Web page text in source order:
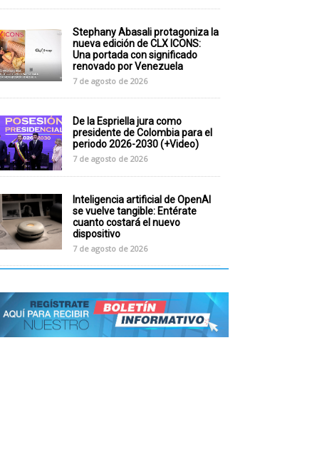
Stephany Abasali protagoniza la
nueva edición de CLX ICONS:
Una portada con significado
renovado por Venezuela
7 de agosto de 2026
De la Espriella jura como
presidente de Colombia para el
periodo 2026-2030 (+Video)
7 de agosto de 2026
Inteligencia artificial de OpenAI
se vuelve tangible: Entérate
cuanto costará el nuevo
dispositivo
7 de agosto de 2026